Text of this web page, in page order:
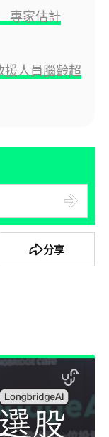
專家估計
人員腦齡超
分享